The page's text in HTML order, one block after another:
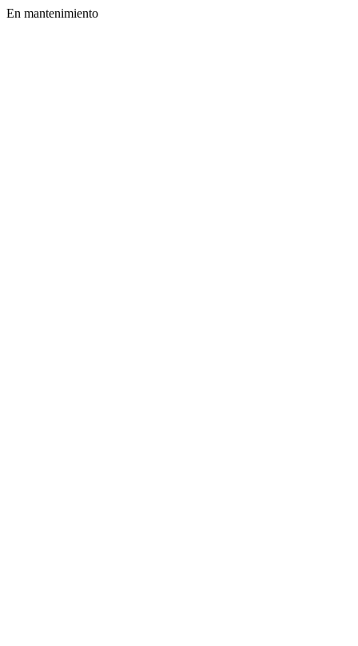
En mantenimiento